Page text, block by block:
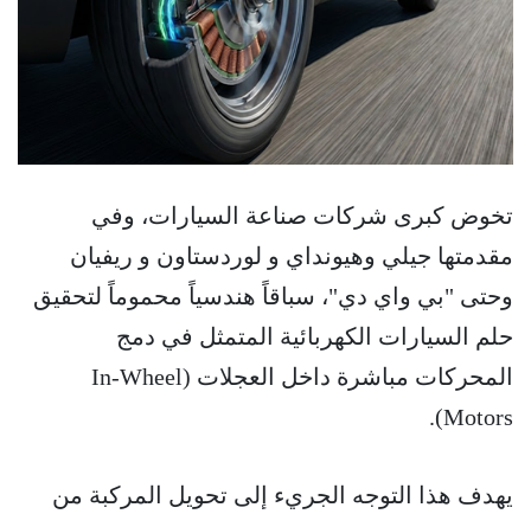
تخوض كبرى شركات صناعة السيارات، وفي
مقدمتها جيلي وهيونداي و لوردستاون و ريفيان
وحتى "بي واي دي"، سباقاً هندسياً محموماً لتحقيق
حلم السيارات الكهربائية المتمثل في دمج
المحركات مباشرة داخل العجلات (In-Wheel
Motors).
يهدف هذا التوجه الجريء إلى تحويل المركبة من